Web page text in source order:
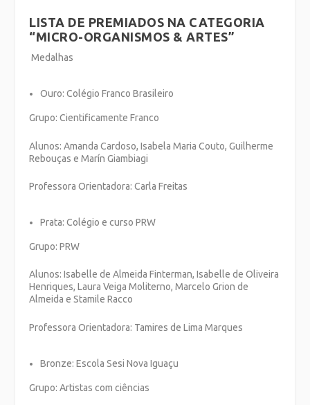
LISTA DE PREMIADOS NA CATEGORIA
“MICRO-ORGANISMOS & ARTES”
Medalhas
Ouro: Colégio Franco Brasileiro
Grupo: Cientificamente Franco
Alunos: Amanda Cardoso, Isabela Maria Couto, Guilherme
Rebouças e Marín Giambiagi
Professora Orientadora: Carla Freitas
Prata:Colégio e curso PRW
Grupo: PRW
Alunos: Isabelle de Almeida Finterman, Isabelle de Oliveira
Henriques, Laura Veiga Moliterno, Marcelo Grion de
Almeida e Stamile Racco
Professora Orientadora: Tamires de Lima Marques
Bronze: Escola Sesi Nova Iguaçu
Grupo: Artistas com ciências